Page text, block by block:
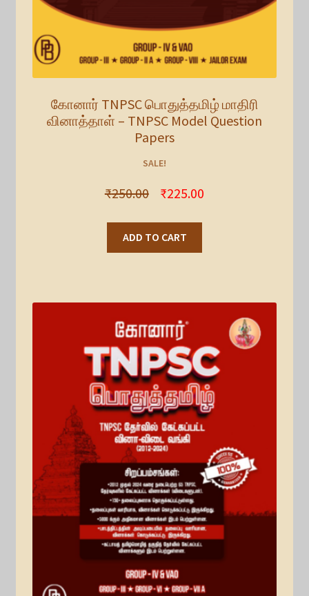
கோனார் TNPSC பொதுத்தமிழ் மாதிரி
வினாத்தாள் – TNPSC Model Question
Papers
SALE!
₹250.00 ₹225.00
ADD TO CART